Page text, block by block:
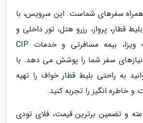
همراه سفرهای شماست. این سرویس، با
قطار، پرواز، رزرو هتل، تور داخلی و
خارجی، درخواست ویزا، بیمه مسافرتی و خدمات CIP
سفر شما را پوشش می دهد. با
به راحتی بلیط قطار خواف را تهیه
خاطره انگیز را تجربه کنید.
24 ساعته و تضمین برترین قیمت، فلای تودی